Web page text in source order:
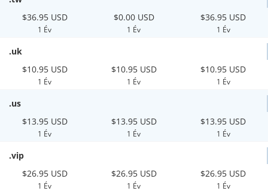
$36.95 USD
1 Év
$0.00 USD
1 Év
$36.95 USD
1 Év
.uk
$10.95 USD
1 Év
$10.95 USD
1 Év
$10.95 USD
1 Év
.us
$13.95 USD
1 Év
$13.95 USD
1 Év
$13.95 USD
1 Év
.vip
$26.95 USD
1 Év
$26.95 USD
1 Év
$26.95 USD
1 Év